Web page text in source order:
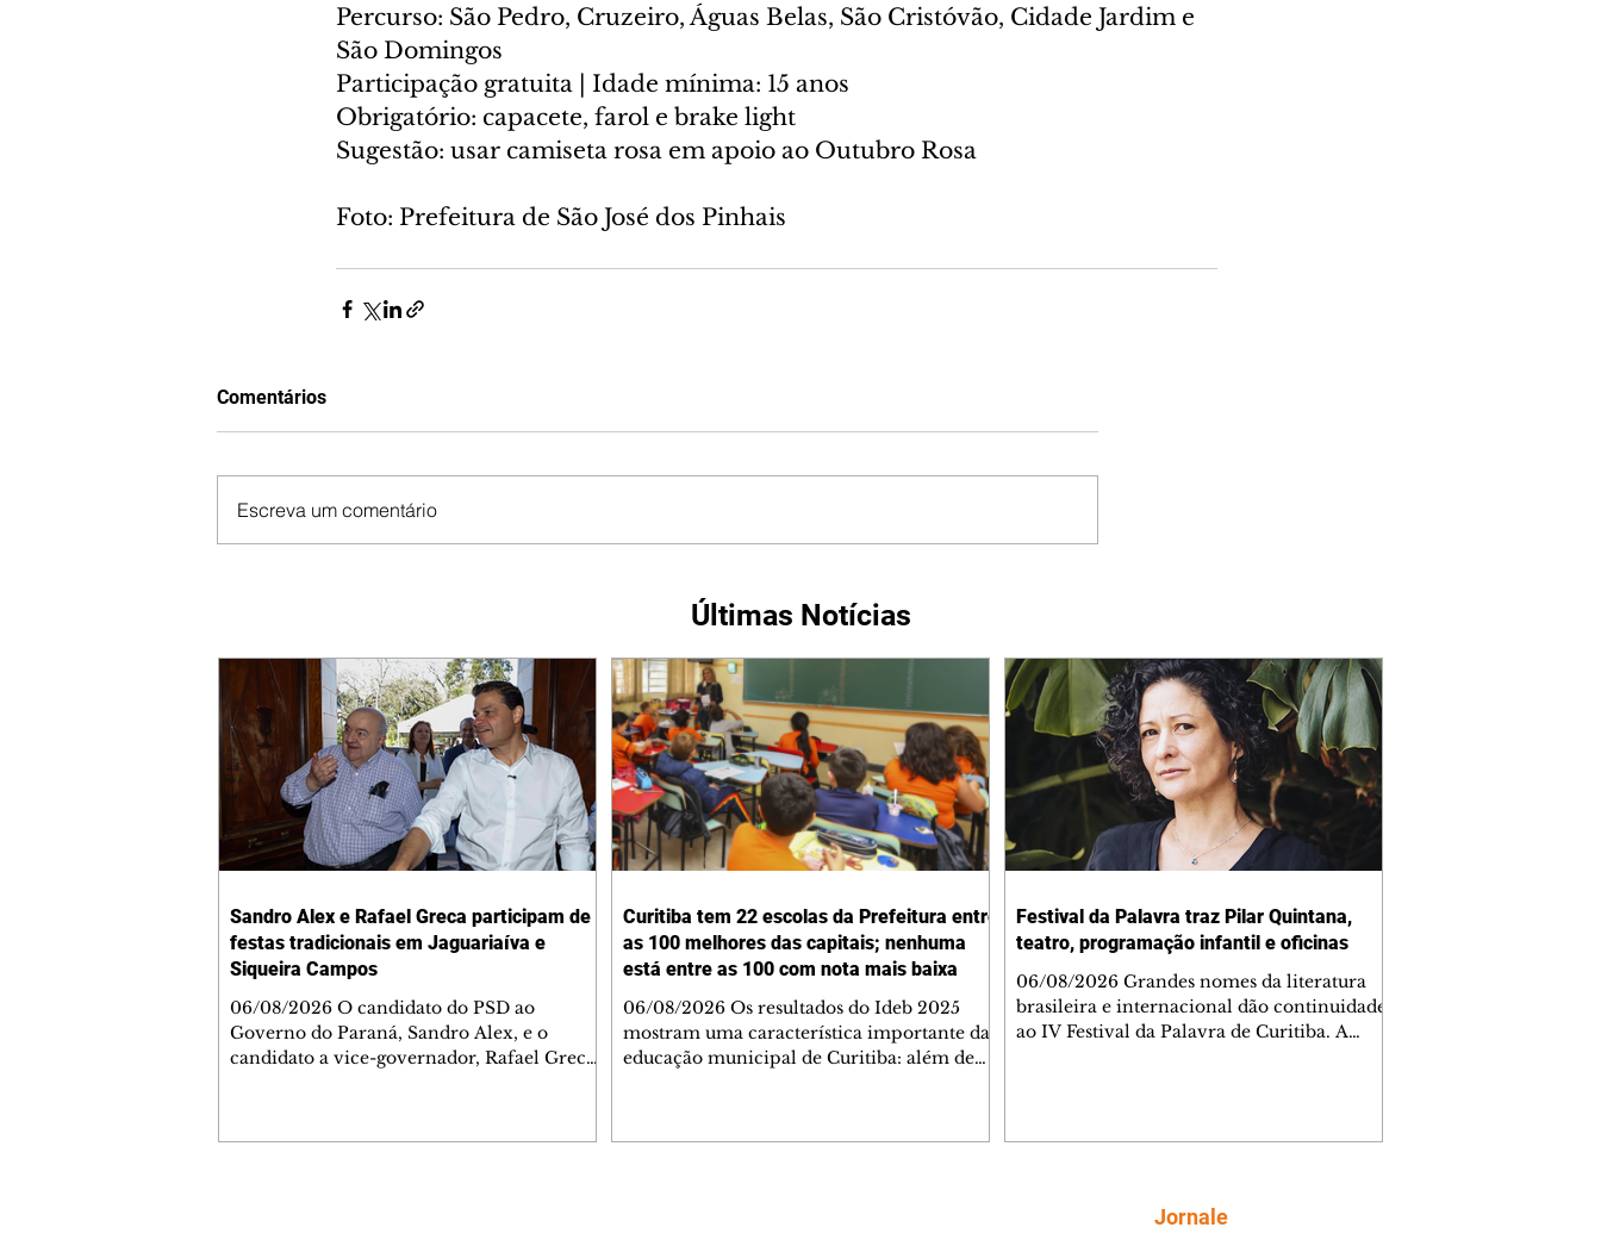
Percurso: São Pedro, Cruzeiro, Águas Belas, São Cristóvão, Cidade Jardim e
São Domingos
Participação gratuita | Idade mínima: 15 anos
Obrigatório: capacete, farol e brake light
Sugestão: usar camiseta rosa em apoio ao Outubro Rosa
Foto: Prefeitura de São José dos Pinhais
Comentários
Escreva um comentário
Últimas Notícias
Sandro Alex e Rafael Greca participam de
festas tradicionais em Jaguariaíva e
Siqueira Campos
06/08/2026 O candidato do PSD ao
Governo do Paraná, Sandro Alex, e o
candidato a vice-governador, Rafael Greca
Curitiba tem 22 escolas da Prefeitura entre
as 100 melhores das capitais; nenhuma
está entre as 100 com nota mais baixa
06/08/2026 Os resultados do Ideb 2025
mostram uma característica importante da
educação municipal de Curitiba: além de
Festival da Palavra traz Pilar Quintana,
teatro, programação infantil e oficinas
06/08/2026 Grandes nomes da literatura
brasileira e internacional dão continuidade
ao IV Festival da Palavra de Curitiba. A
Confira AQUI a agenda completa da sexta.
O Mundo Indomável é o tema da conversa
Jornale